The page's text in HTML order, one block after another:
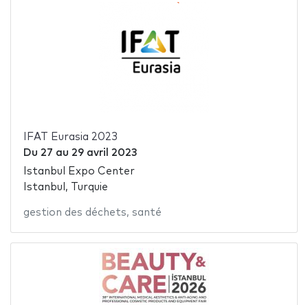
IFAT Eurasia 2023
Du 27 au 29 avril 2023
Istanbul Expo Center
Istanbul, Turquie
gestion des déchets, santé